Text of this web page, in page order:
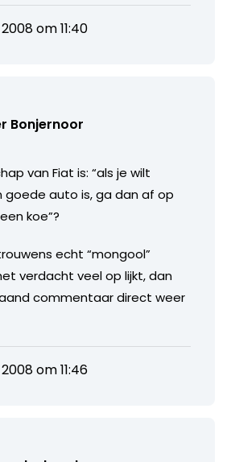
om 11:40
Bonjernoor
van Fiat is: “als je wilt
auto is, ga dan af op
koe”?
echt “mongool”
verdacht veel op lijkt, dan
commentaar direct weer
om 11:46